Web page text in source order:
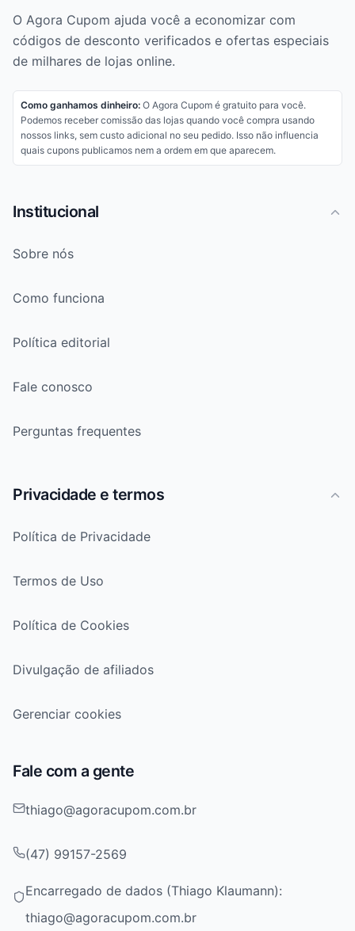
O Agora Cupom ajuda você a economizar com
códigos de desconto verificados e ofertas especiais
de milhares de lojas online.
Como ganhamos dinheiro:O Agora Cupom é gratuito para você.
Podemos receber comissão das lojas quando você compra usando
nossos links, sem custo adicional no seu pedido. Isso não influencia
quais cupons publicamos nem a ordem em que aparecem.
Institucional
Sobre nós
Como funciona
Política editorial
Fale conosco
Perguntas frequentes
Privacidade e termos
Política de Privacidade
Termos de Uso
Política de Cookies
Divulgação de afiliados
Gerenciar cookies
Fale com a gente
thiago@agoracupom.com.br
(47) 99157-2569
Encarregado de dados (Thiago Klaumann):
thiago@agoracupom.com.br